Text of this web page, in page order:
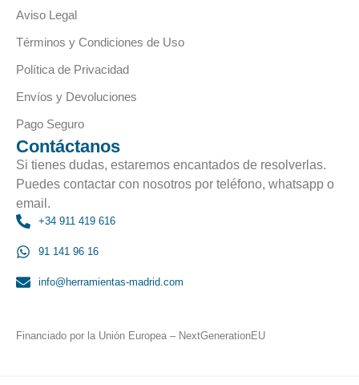
Aviso Legal
Términos y Condiciones de Uso
Política de Privacidad
Envíos y Devoluciones
Pago Seguro
Contáctanos
Si tienes dudas, estaremos encantados de resolverlas.
Puedes contactar con nosotros por teléfono, whatsapp o
email.
+34 911 419 616
91 141 96 16
info@herramientas-madrid.com
Financiado por la Unión Europea – NextGenerationEU